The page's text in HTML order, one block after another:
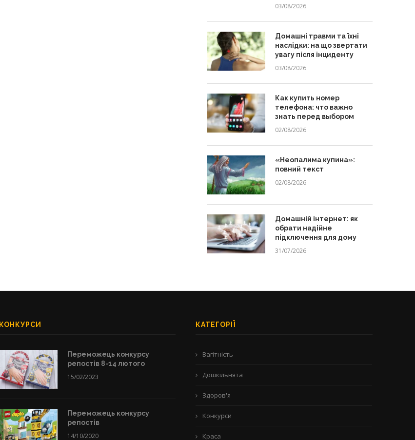
03/08/2026
Домашні травми та їхні
наслідки: на що звертати
увагу після інциденту
03/08/2026
Как купить номер
телефона: что важно
знать перед выбором
02/08/2026
«Неопалима купина»:
повний текст
02/08/2026
Домашній інтернет: як
обрати надійне
підключення для дому
31/07/2026
КОНКУРСИ
Переможець конкурсу
репостів 8-14 лютого
15/02/2023
Переможець конкурсу
репостів
14/10/2020
КАТЕГОРІЇ
Вагітність
Дошкільнята
Здоров'я
Конкурси
Краса